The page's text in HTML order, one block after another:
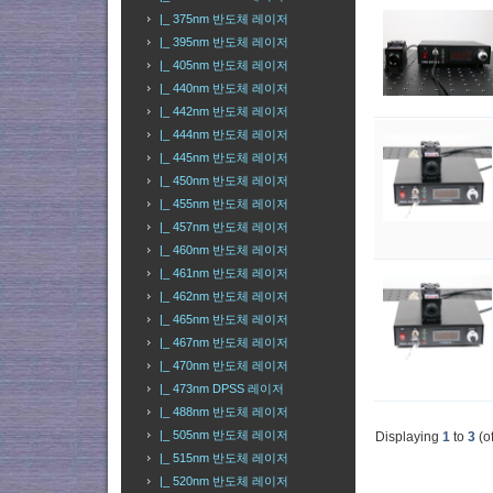
|_ 375nm 반도체 레이저
|_ 395nm 반도체 레이저
|_ 405nm 반도체 레이저
|_ 440nm 반도체 레이저
|_ 442nm 반도체 레이저
|_ 444nm 반도체 레이저
|_ 445nm 반도체 레이저
|_ 450nm 반도체 레이저
|_ 455nm 반도체 레이저
|_ 457nm 반도체 레이저
|_ 460nm 반도체 레이저
|_ 461nm 반도체 레이저
|_ 462nm 반도체 레이저
|_ 465nm 반도체 레이저
|_ 467nm 반도체 레이저
|_ 470nm 반도체 레이저
|_ 473nm DPSS 레이저
|_ 488nm 반도체 레이저
|_ 505nm 반도체 레이저
|_ 515nm 반도체 레이저
|_ 520nm 반도체 레이저
Displaying 1to 3